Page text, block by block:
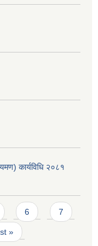
कार्यविधि २०८१
6 7
»